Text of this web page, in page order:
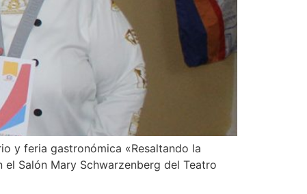
y feria gastronómica «Resaltando la
Salón Mary Schwarzenberg del Teatro